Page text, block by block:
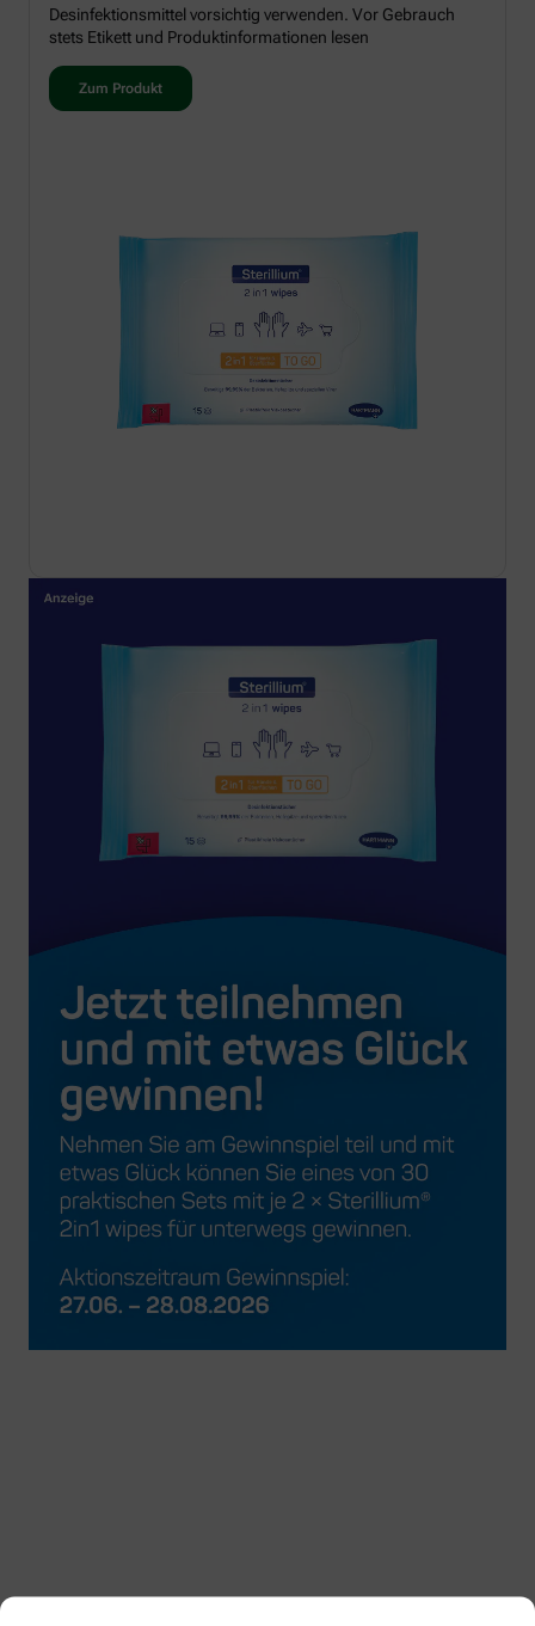
Desinfektionsmittel vorsichtig verwenden. Vor Gebrauch
stets Etikett und Produktinformationen lesen
Zum Produkt